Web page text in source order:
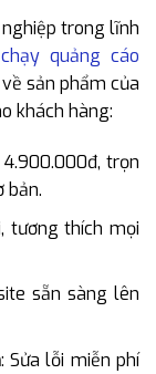
trong lĩnh
chạy quảng cáo
sản phẩm của
khách hàng:
trọn
bản.
tương thích mọi
sẵn sàng lên
: Sửa lỗi miễn phí